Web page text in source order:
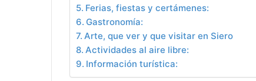
Ferias, fiestas y certámenes:
Gastronomía:
Arte, que ver y que visitar en Siero
Actividades al aire libre:
Información turística: